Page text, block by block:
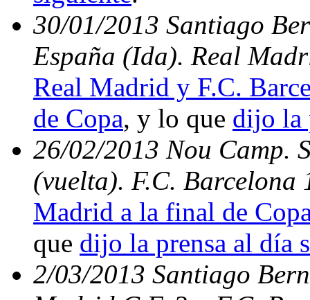
30/01/2013 Santiago
España (Ida). Real
Real Madrid y F.C.
de Copa, y lo que dijo la
26/02/2013 Nou Camp.
(vuelta). F.C.
Madrid a la final de
que dijo la prensa al día
2/03/2013 Santiago